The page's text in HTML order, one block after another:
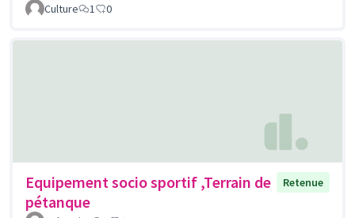
Culture
1 0
Equipement socio sportif ,Terrain de
pétanque
Retenue